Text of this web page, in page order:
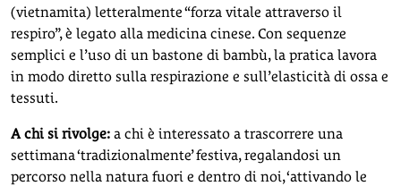
(vietnamita) letteralmente “forza vitale attraverso il
respiro”, è legato alla medicina cinese. Con sequenze
semplici e l’uso di un bastone di bambù, la pratica lavora
in modo diretto sulla respirazione e sull’elasticità di ossa e
tessuti.
A chi si rivolge: a chi è interessato a trascorrere una
settimana ‘tradizionalmente’ festiva, regalandosi un
percorso nella natura fuori e dentro di noi, ‘attivando le